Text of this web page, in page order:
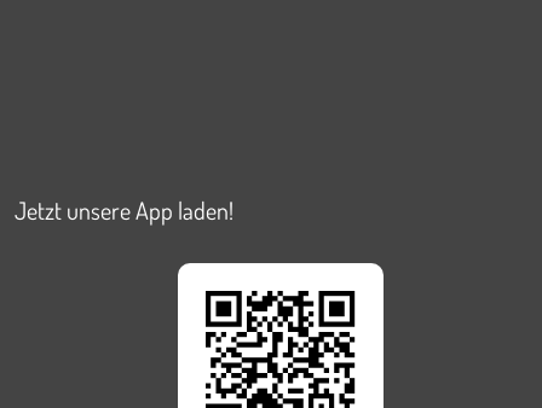
Jetzt unsere App laden!